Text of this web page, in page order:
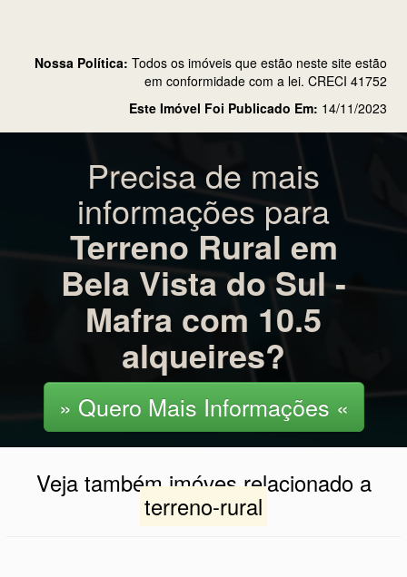
Este Imóvel Foi Publicado Em:14/11/2023
Precisa de mais
informações para
Terreno Rural em
Bela Vista do Sul -
Mafra com 10.5
alqueires?
» Quero Mais Informações «
Veja também imóves relacionado a
terreno-rural